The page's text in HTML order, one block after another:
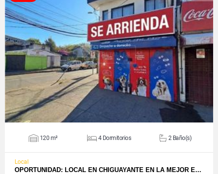
VER DETALLES
120 m² 4 Dormitorios 2 Baño(s)
Local
OPORTUNIDAD: LOCAL EN CHIGUAYANTE EN LA MEJOR E…